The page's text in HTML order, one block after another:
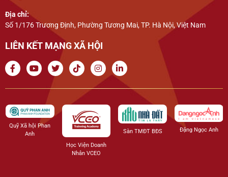
Địa chỉ:
Số 1/176 Trương Định, Phường Tương Mai, TP. Hà Nội, Việt Nam
LIÊN KẾT MẠNG XÃ HỘI
Quỹ Xã hội Phan
Anh
Học Viện Doanh
Nhân VCEO
Sàn TMĐT BĐS Đặng Ngọc Anh